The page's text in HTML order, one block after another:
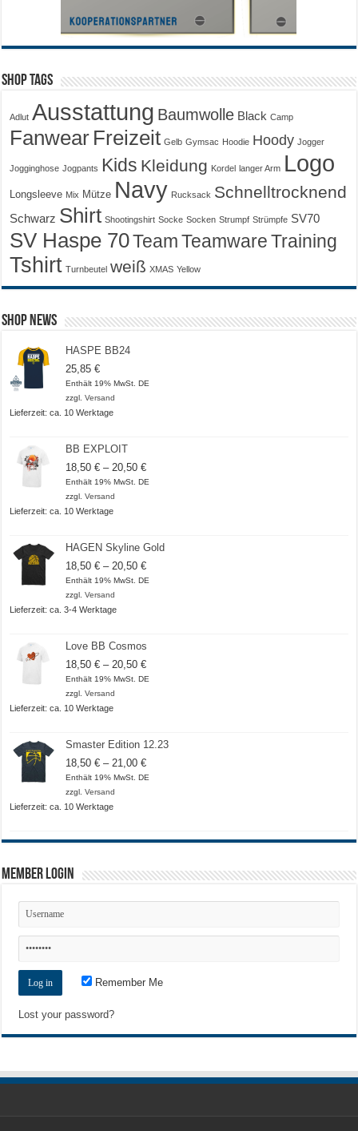
Shop Tags
Adlut Ausstattung Baumwolle Black Camp
Fanwear Freizeit Gelb Gymsac Hoodie Hoody Jogger
Jogginghose Jogpants Kids Kleidung Kordel langer Arm Logo
Longsleeve Mix Mütze Navy Rucksack Schnelltrocknend
Schwarz Shirt Shootingshirt Socke Socken Strumpf Strümpfe SV70
SV Haspe 70Team Teamware Training
Tshirt Turnbeutel weiß XMAS Yellow
Shop News
HASPE BB24
25,85€
Enthält 19% MwSt. DE
zzgl.Versand
Lieferzeit: ca. 10 Werktage
BB EXPLOIT
18,50€ – 20,50€Preisspanne:
18,50 €
Enthält 19% MwSt. DE
zzgl.Versand
Lieferzeit: ca. 10 Werktage
HAGEN Skyline Gold
18,50€ – 20,50€Preisspanne:
18,50 €
Enthält 19% MwSt. DE
zzgl.Versand
Lieferzeit: ca. 3-4 Werktage
Love BB Cosmos
18,50€ – 20,50€Preisspanne:
18,50 €
Enthält 19% MwSt. DE
zzgl.Versand
Lieferzeit: ca. 10 Werktage
Smaster Edition 12.23
18,50€ – 21,00€Preisspanne:
18,50 €
Enthält 19% MwSt. DE
zzgl.Versand
Lieferzeit: ca. 10 Werktage
Member Login
Remember Me
Lost your password?